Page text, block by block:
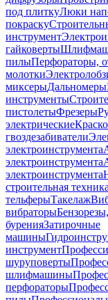
под плиткуЛюки
покраску
инструмент
гайковерты
пилыПерфораторы,
молотки
миксерыДальномеры
инструменты
пистолетыФрезеры
электрические
гвоздезабиватели
электроинструмента
электроинструмента
электроинструмента
строительная техника
тельферыТакелаж
вибраторы
буренияЗатирочные
машины
инструмент
шуруповерты
шлифмашины
перфораторы